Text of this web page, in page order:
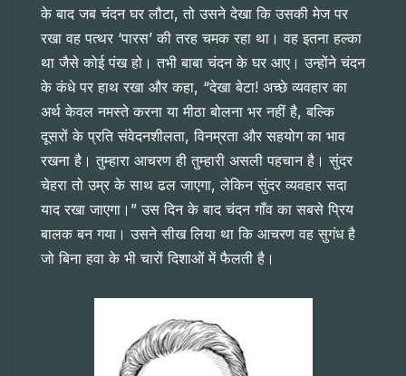
के बाद जब चंदन घर लौटा, तो उसने देखा कि उसकी मेज पर
रखा वह पत्थर ‘पारस’ की तरह चमक रहा था। वह इतना हल्का
था जैसे कोई पंख हो। तभी बाबा चंदन के घर आए। उन्होंने चंदन
के कंधे पर हाथ रखा और कहा, “देखा बेटा! अच्छे व्यवहार का
अर्थ केवल नमस्ते करना या मीठा बोलना भर नहीं है, बल्कि
दूसरों के प्रति संवेदनशीलता, विनम्रता और सहयोग का भाव
रखना है। तुम्हारा आचरण ही तुम्हारी असली पहचान है। सुंदर
चेहरा तो उम्र के साथ ढल जाएगा, लेकिन सुंदर व्यवहार सदा
याद रखा जाएगा।” उस दिन के बाद चंदन गाँव का सबसे प्रिय
बालक बन गया। उसने सीख लिया था कि आचरण वह सुगंध है
जो बिना हवा के भी चारों दिशाओं में फैलती है।